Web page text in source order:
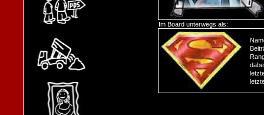
Im Board unterwegs als: